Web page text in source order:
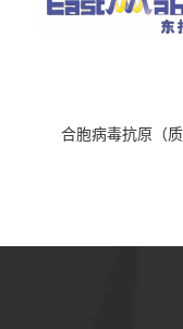
合胞病毒抗原（质